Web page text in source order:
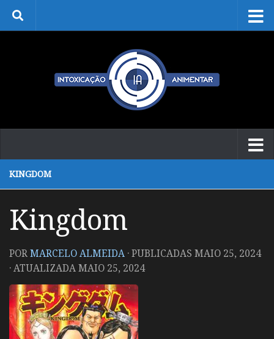
Skip to content
KINGDOM
Kingdom
PORMARCELO ALMEIDA · PUBLICADAS MAIO 25, 2024
· ATUALIZADAMAIO 25, 2024